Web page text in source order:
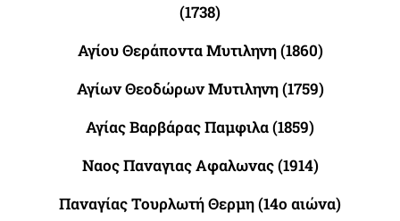
(1738)
Αγίου Θεράποντα Μυτιληνη (1860)
Αγίων Θεοδώρων Μυτιληνη (1759)
Αγίας Βαρβάρας Παμφιλα (1859)
Ναος Παναγιας Αφαλωνας (1914)
Παναγίας Τουρλωτή Θερμη (14ο αιώνα)